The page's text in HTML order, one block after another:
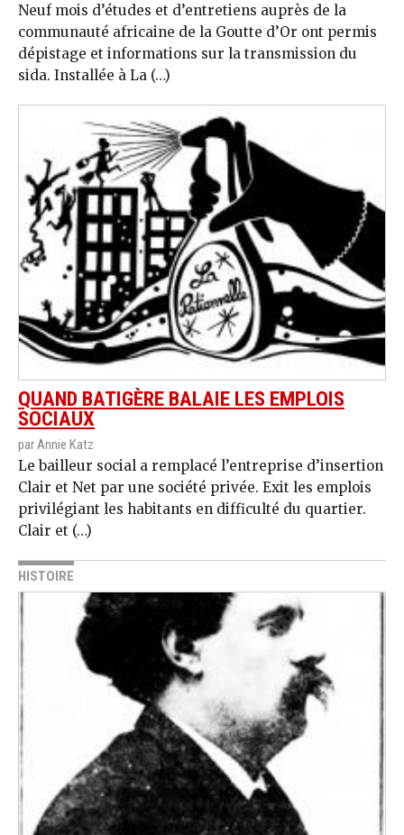
Neuf mois d’études et d’entretiens auprès de la
communauté africaine de la Goutte d’Or ont permis
dépistage et informations sur la transmission du
sida. Installée à La (…)
QUAND BATIGÈRE BALAIE LES EMPLOIS
SOCIAUX
par Annie Katz
Le bailleur social a remplacé l’entreprise d’insertion
Clair et Net par une société privée. Exit les emplois
privilégiant les habitants en difficulté du quartier.
Clair et (…)
HISTOIRE